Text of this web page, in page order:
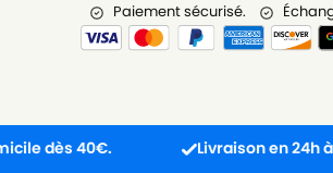
Paiement sécurisé.
dès 40€. Livraison en 24h à 72h.